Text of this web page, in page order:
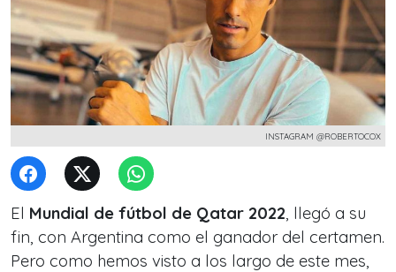
INSTAGRAM @ROBERTOCOX
El Mundial de fútbol de Qatar 2022, llegó a su
fin, con Argentina como el ganador del certamen.
Pero como hemos visto a los largo de este mes,